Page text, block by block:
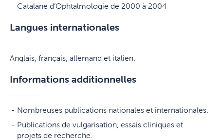
Catalane d’Ophtalmologie de 2000 à 2004
Langues internationales
Anglais, français, allemand et italien.
Informations additionnelles
Nombreuses publications nationales et internationales.
Publications de vulgarisation, essais cliniques et
projets de recherche.